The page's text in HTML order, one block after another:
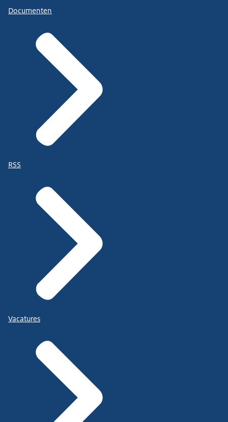
Documenten
RSS
Vacatures